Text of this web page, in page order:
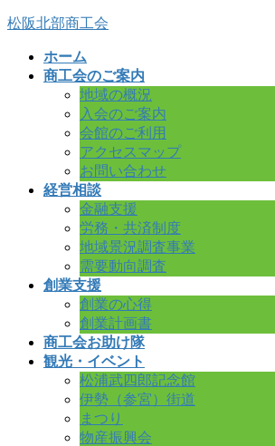
コ
ナ
松阪北部商工会
ホーム
商工会のご案内
地域の概況
入会のご案内
会館のご利用
アクセスマップ
お問い合わせ
経営相談
金融支援
労務・共済制度
地域景況調査事業
需要動向調査
創業支援
創業の心得
創業計画書
商工会お助け隊
観光・イベント
松浦武四郎記念館
伊勢（参宮）街道
まつり
物産振興会